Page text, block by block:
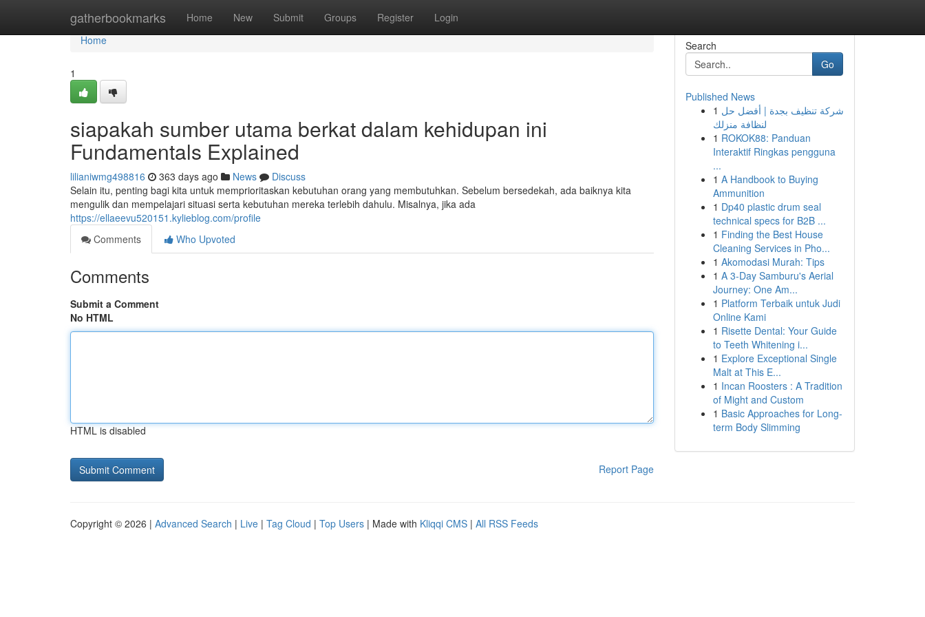
gatherbookmarks Home New Submit Groups Register Login
Home
Home
1
siapakah sumber utama berkat dalam kehidupan ini
Fundamentals Explained
lilianiwmg498816 363 days ago News
Discuss
Selain itu, penting bagi kita untuk memprioritaskan kebutuhan orang yang membutuhkan. Sebelum bersedekah, ada baiknya kita
mengulik dan mempelajari situasi serta kebutuhan mereka terlebih dahulu. Misalnya, jika ada
https://ellaeevu520151.kylieblog.com/profile
Comments
Who Upvoted
Comments
Submit a Comment
No HTML
HTML is disabled
Report Page
Search
Go
Published News
1 شركة تنظيف بجدة | أفضل حل
لنظافة منزلك
1 ROKOK88: Panduan
Interaktif Ringkas pengguna
...
1 A Handbook to Buying
Ammunition
1 Dp40 plastic drum seal
technical specs for B2B ...
1 Finding the Best House
Cleaning Services in Pho...
1 Akomodasi Murah: Tips
1 A 3-Day Samburu's Aerial
Journey: One Am...
1 Platform Terbaik untuk Judi
Online Kami
1 Risette Dental: Your Guide
to Teeth Whitening i...
1 Explore Exceptional Single
Malt at This E...
1 Incan Roosters : A Tradition
of Might and Custom
1 Basic Approaches for Long-
term Body Slimming
Copyright © 2026 | Advanced Search | Live | Tag Cloud | Top Users | Made with Kliqqi CMS | All RSS Feeds